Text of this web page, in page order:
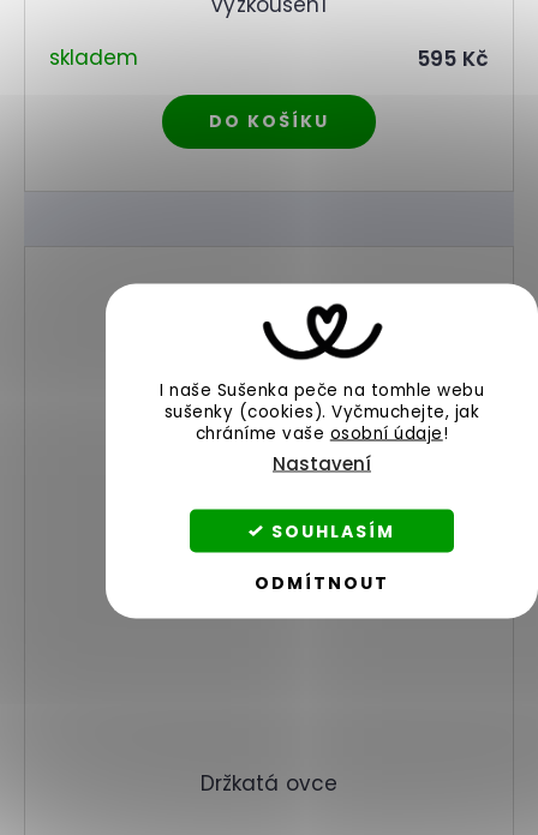
I naše Sušenka peče na tomhle webu
sušenky (cookies).Vyčmuchejte, jak
chráníme vaše osobní údaje!
Nastavení
ODMÍTNOUT
SOUHLASÍM
skladem
595 Kč
DO KOŠÍKU
Držkatá ovce